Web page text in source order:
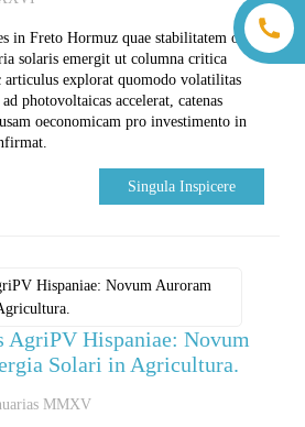
in Freto Hormuz quae stabilitatem olei
solaris emergit ut columna critica
articulus explorat quomodo volatilitas
photovoltaicas accelerat, catenas
oeconomicam pro investimento in
Singula Inspicere
Hispaniae: Novum
Solari in Agricultura.
MMXV